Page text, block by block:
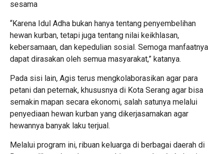
sesama
“Karena Idul Adha bukan hanya tentang penyembelihan
hewan kurban, tetapi juga tentang nilai keikhlasan,
kebersamaan, dan kepedulian sosial. Semoga manfaatnya
dapat dirasakan oleh semua masyarakat,” katanya.
Pada sisi lain, Agis terus mengkolaborasikan agar para
petani dan peternak, khususnya di Kota Serang agar bisa
semakin mapan secara ekonomi, salah satunya melalui
penyediaan hewan kurban yang dikerjasamakan agar
hewannya banyak laku terjual.
Melalui program ini, ribuan keluarga di berbagai daerah di